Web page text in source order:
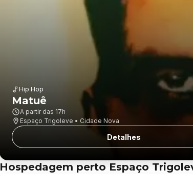
Hip Hop
Matuê
A partir das 17h
Espaço Trigoleve • Cidade Nova
Detalhes
Hospedagem perto Espaço